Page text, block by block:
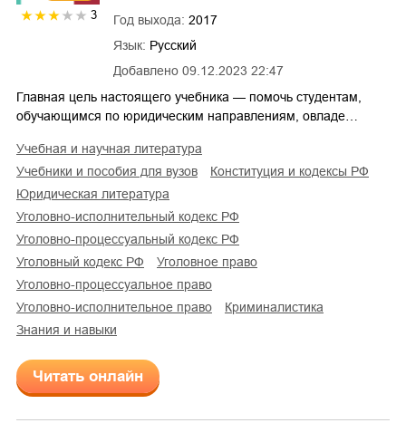
3
Добавлено 09.12.2023 22:47
Год выхода: 2017
Язык: Русский
Главная цель настоящего учебника — помочь студентам,
обучающимся по юридическим направлениям, овладе…
учебная и научная литература
учебники и пособия для вузов
конституция и кодексы РФ
юридическая литература
уголовно-исполнительный кодекс РФ
уголовно-процессуальный кодекс РФ
уголовный кодекс РФ
уголовное право
уголовно-процессуальное право
уголовно-исполнительное право
криминалистика
знания и навыки
Читать онлайн